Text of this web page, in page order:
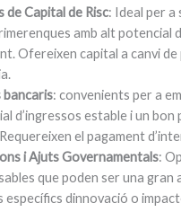
de Capital de Risc: Ideal per a
amb alt potencial
Ofereixen capital a canvi
bancaris: convenients per a
d’ingressos estable i un bon
el pagament
i Ajuts Governamentals:
que poden ser una gran
específics dinnovació o